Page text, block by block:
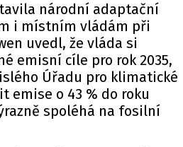
národní adaptační
i místním vládám při
uvedl, že vláda si
emisní cíle pro rok 2035,
Úřadu pro klimatické
emise o 43 % do roku
spoléhá na fosilní